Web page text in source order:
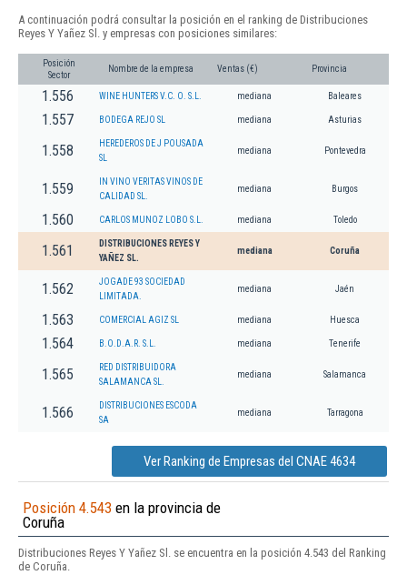
A continuación podrá consultar la posición en el ranking de Distribuciones
Reyes Y Yañez Sl. y empresas con posiciones similares:
Posición
Sector
Nombre de la empresa Ventas (€) Provincia
1.556 WINE HUNTERS V.C. O. S.L. mediana Baleares
1.557 BODEGA REJO SL mediana Asturias
1.558
HEREDEROS DE J POUSADA
SL
mediana Pontevedra
1.559
IN VINO VERITAS VINOS DE
CALIDAD SL.
mediana Burgos
1.560 CARLOS MUNOZ LOBO S.L. mediana Toledo
1.561
DISTRIBUCIONES REYES Y
YAÑEZ SL.
mediana Coruña
1.562
JOGADE 93 SOCIEDAD
LIMITADA.
mediana Jaén
1.563 COMERCIAL AGIZ SL mediana Huesca
1.564 B.O.D.A.R. S.L. mediana Tenerife
1.565
RED DISTRIBUIDORA
SALAMANCA SL.
mediana Salamanca
1.566
DISTRIBUCIONES ESCODA
SA
mediana Tarragona
Ver Ranking de Empresas del CNAE 4634
Posición 4.543 en la provincia de
Coruña
Distribuciones Reyes Y Yañez Sl. se encuentra en la posición 4.543 del Ranking
de Coruña.